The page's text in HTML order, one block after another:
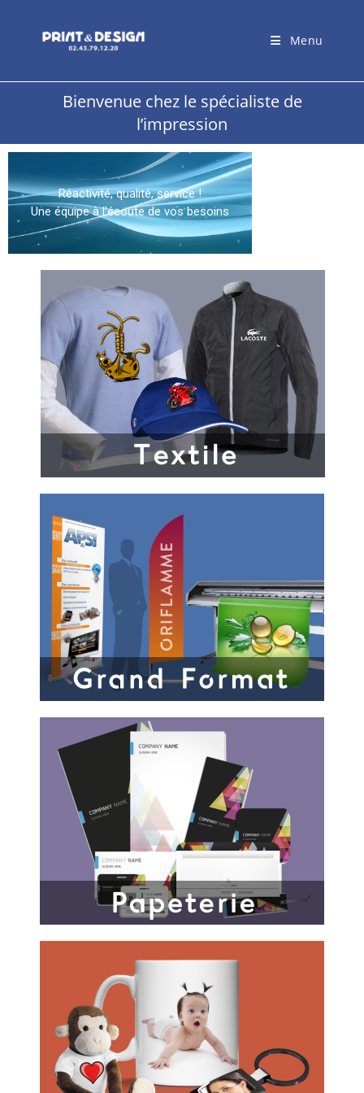
Menu
Bienvenue chez le spécialiste de
l’impression
Réactivité, qualité, service !
Une équipe à l'écoute de vos besoins